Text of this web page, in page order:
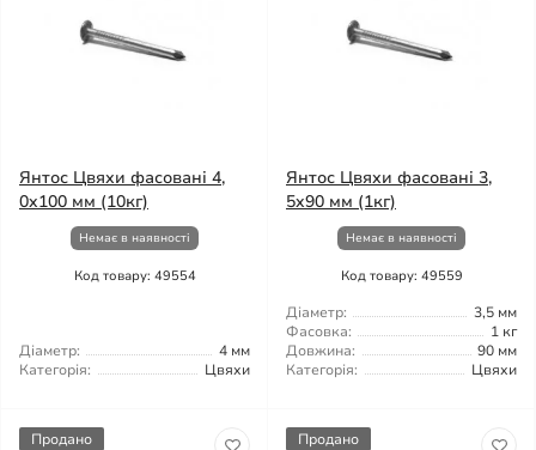
Янтос Цвяхи фасовані 4,
0x100 мм (10кг)
Немає в наявності
Код товару: 49554
Діаметр:
4 мм
Категорія:
Цвяхи
Янтос Цвяхи фасовані 3,
5x90 мм (1кг)
Немає в наявності
Код товару: 49559
Діаметр:
3,5 мм
Фасовка:
1 кг
Довжина:
90 мм
Категорія:
Цвяхи
Продано Продано